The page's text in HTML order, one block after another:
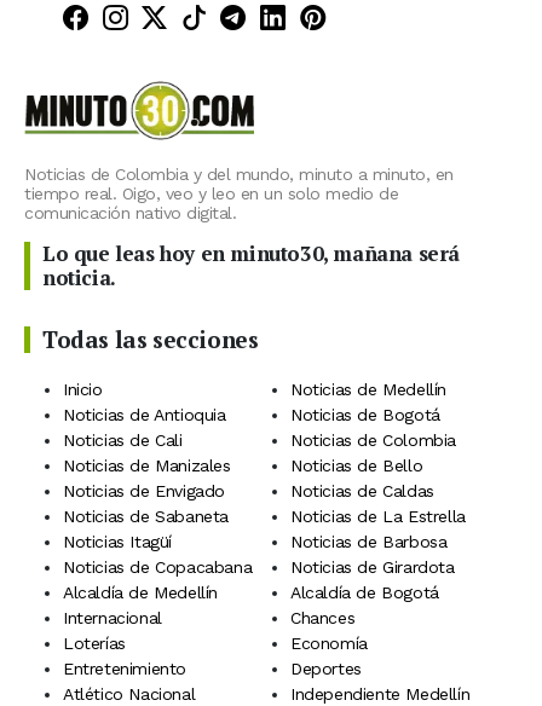
Minuto30 en Facebook
Minuto30 en Instagram
Minuto30 en X (Twitter)
Minuto30 en TikTok
Canal de Minuto30 en
Minuto30 en LinkedIn
Minuto30 en
Noticias de Colombia y del mundo, minuto a minuto, en
tiempo real. Oigo, veo y leo en un solo medio de
comunicación nativo digital.
Lo que leas hoy en minuto30, mañana será
noticia.
Todas las secciones
Inicio
Noticias de Medellín
Noticias de Antioquia
Noticias de Bogotá
Noticias de Cali
Noticias de Colombia
Noticias de Manizales
Noticias de Bello
Noticias de Envigado
Noticias de Caldas
Noticias de Sabaneta
Noticias de La Estrella
Noticias Itagüí
Noticias de Barbosa
Noticias de Copacabana
Noticias de Girardota
Alcaldía de Medellín
Alcaldía de Bogotá
Internacional
Chances
Loterías
Economía
Entretenimiento
Deportes
Atlético Nacional
Independiente Medellín